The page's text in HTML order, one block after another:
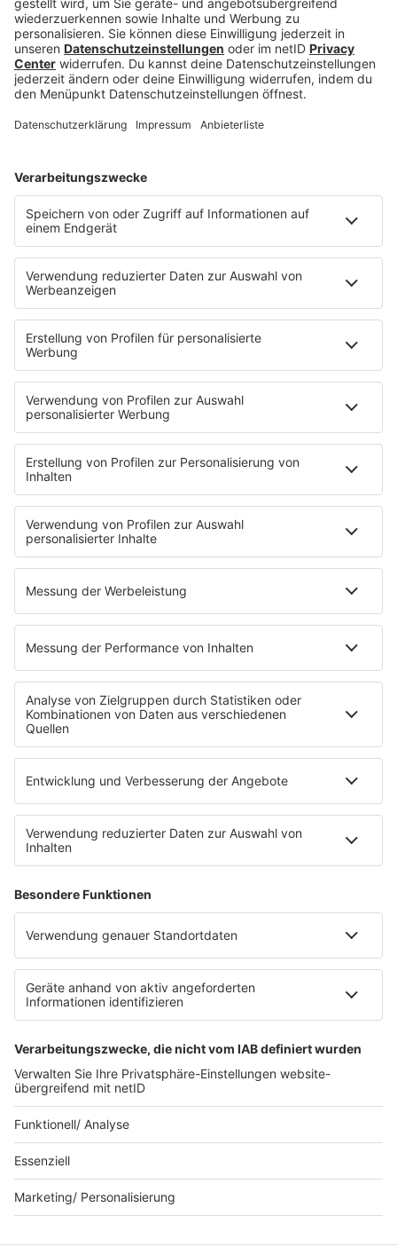
Privatkonzert für Schule
Schüler. „Ich höre richtig zu. Wenn wir das machen,
dann haben wir eine viel tiefere Verbindung als nur
zwischen Schüler und ‚Kendrick Lamar’. Es ist fast
als wären wir Freunde und Freunde hören einander
zu“, sagte derRapper, bevor er ein Privatkonzert
für die Schule gab.
HOME
INFOS
Kontakt
Jobs & Praktika
Pressekontakt
Presse & Downloads
Wetter
Übersicht
bigFM App
radio.de
radioplayer.de
Partner
WERBUNG
Leistungen und Produkte
Ansprechpartner
RECHTLICHES
Impressum
Datenschutz
Datenschutzeinstellungen
Datenverarbeitung bei Gewinnspielen
Teilnahmebedingungen
Bildnachweise
KI-Leitlinie
© bigFM - Eine Marke der Audiotainment Südwest GmbH &
Co. KG